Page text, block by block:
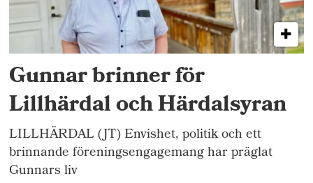
Gunnar brinner för
Lillhärdal och Härdalsyran
LILLHÄRDAL (JT) Envishet, politik och ett
brinnande föreningsengagemang har präglat
Gunnars liv